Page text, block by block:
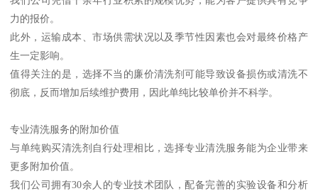
力的报价。
此外，运输成本、市场供需状况以及季节性因素也会对最终价格产
生一定影响。
值得关注的是，选择不当的廉价清洗剂可能导致设备损伤或清洗不
彻底，反而增加后续维护费用，因此单纯比较单价并不科学。
专业清洗服务的附加价值
与单纯购买清洗剂自行处理相比，选择专业清洗服务能为企业带来
更多附加价值。
我们公司拥有30余人的专业技术团队，配备完善的实验设备和分析